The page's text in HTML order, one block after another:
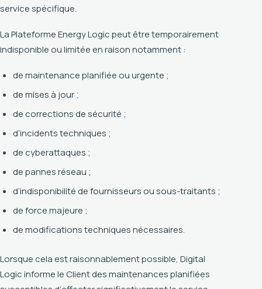
service spécifique.
La Plateforme Energy Logic peut être temporairement
indisponible ou limitée en raison notamment :
de maintenance planifiée ou urgente ;
de mises à jour ;
de corrections de sécurité ;
d’incidents techniques ;
de cyberattaques ;
de pannes réseau ;
d’indisponibilité de fournisseurs ou sous-traitants ;
de force majeure ;
de modifications techniques nécessaires.
Lorsque cela est raisonnablement possible, Digital
Logic informe le Client des maintenances planifiées